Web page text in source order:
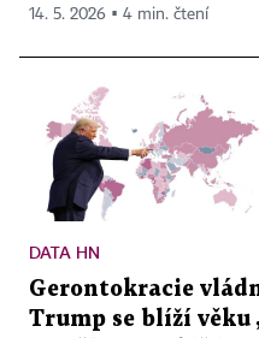
14. 5. 2026 ▪ 4 min. čtení
DATA HN
Gerontokracie
Trump se blíží věku